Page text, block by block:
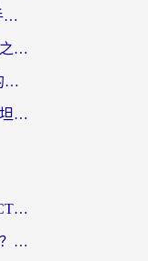
在欧洲能玩天下-异兽山海吗手游？海外玩家的加速器生存指南
在欧洲怎么打绝地求生：未来之役不卡？留学生亲测的加速器避坑指南
人在美国玩BanG加速器，我的延迟终于绿了
海外玩坦克世界总卡顿？海外坦克世界加速器有哪些？实测好用的选择在这里
海外党亲测：在海外如何看CCTV？告别“仅限大陆播放”的实用指南
央视影音在海外可以看吗知乎？留学生亲测：3步解决地域限制+追剧自由